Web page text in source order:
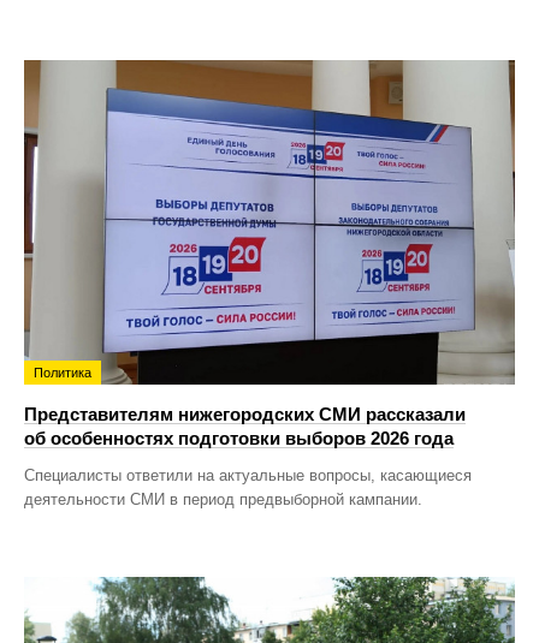
Политика
Представителям нижегородских СМИ рассказали
об особенностях подготовки выборов 2026 года
Специалисты ответили на актуальные вопросы, касающиеся
деятельности СМИ в период предвыборной кампании.